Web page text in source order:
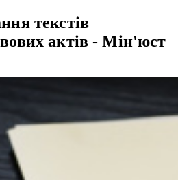
текстів
актів - Мін'юст